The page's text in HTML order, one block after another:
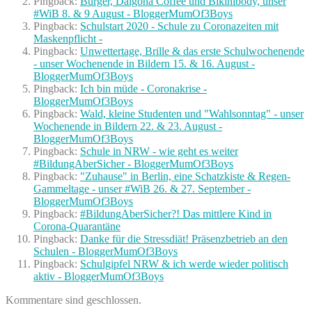
#WiB 8. & 9 August - BloggerMumOf3Boys
Pingback: Schulstart 2020 - Schule zu Coronazeiten mit
Maskenpflicht -
Pingback: Unwettertage, Brille & das erste Schulwochenende
- unser Wochenende in Bildern 15. & 16. August -
BloggerMumOf3Boys
Pingback: Ich bin müde - Coronakrise -
BloggerMumOf3Boys
Pingback: Wald, kleine Studenten und "Wahlsonntag" - unser
Wochenende in Bildern 22. & 23. August -
BloggerMumOf3Boys
Pingback: Schule in NRW - wie geht es weiter
#BildungAberSicher - BloggerMumOf3Boys
Pingback: "Zuhause" in Berlin, eine Schatzkiste & Regen-
Gammeltage - unser #WiB 26. & 27. September -
BloggerMumOf3Boys
Pingback: #BildungAberSicher?! Das mittlere Kind in
Corona-Quarantäne
Pingback: Danke für die Stressdiät! Präsenzbetrieb an den
Schulen - BloggerMumOf3Boys
Pingback: Schulgipfel NRW & ich werde wieder politisch
aktiv - BloggerMumOf3Boys
Kommentare sind geschlossen.